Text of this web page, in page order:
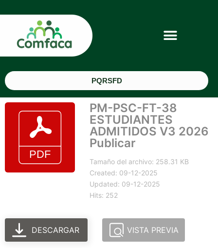
PQRSFD
PM-PSC-FT-38
ESTUDIANTES
ADMITIDOS V3 2026
Publicar
Tamaño del archivo: 258.31 KB
Created: 09-12-2025
Updated: 09-12-2025
Hits: 252
DESCARGAR VISTA PREVIA